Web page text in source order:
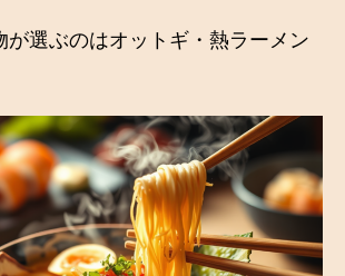
が選ぶのはオットギ・熱ラーメン